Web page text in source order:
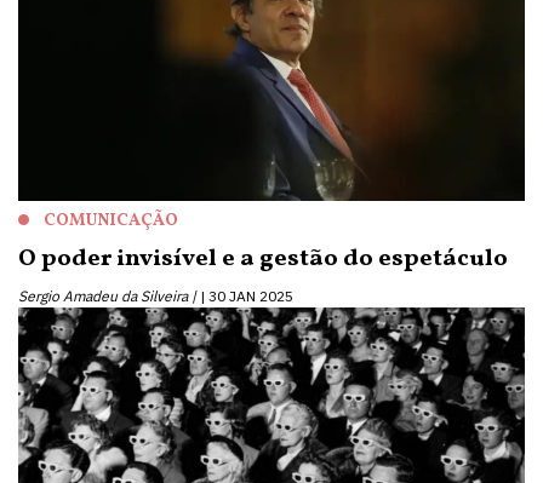
COMUNICAÇÃO
O poder invisível e a gestão do espetáculo
Sergio Amadeu da Silveira | 30 JAN 2025